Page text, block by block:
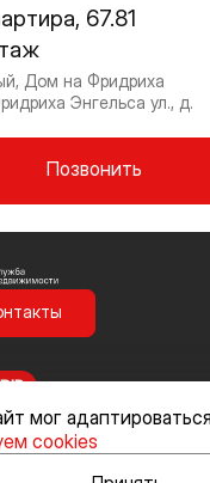
67.81
Дом на Фридриха
Энгельса ул., д.
Позвонить
мог
cookies
недвижимости
недвижимости и иных
лист» носит
каких условиях не является